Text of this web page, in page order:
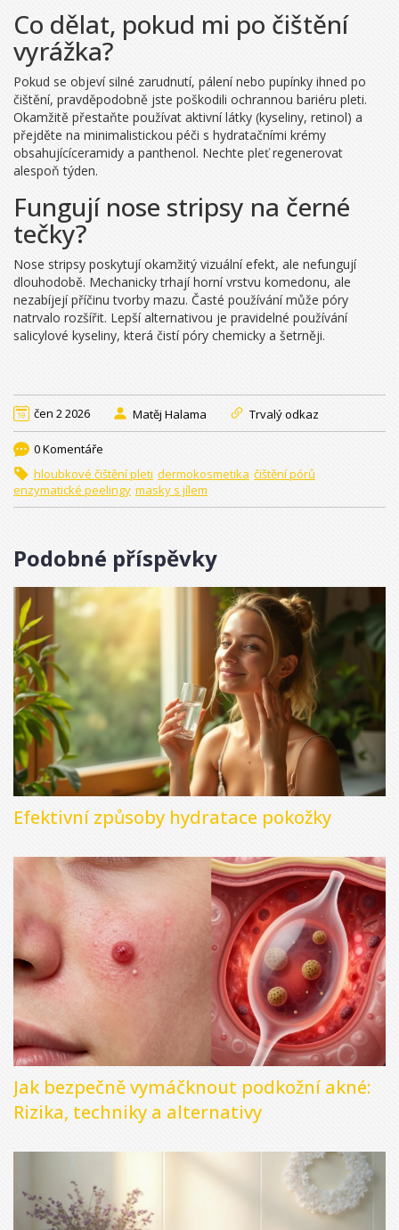
Co dělat, pokud mi po čištění
vyrážka?
Pokud se objeví silné zarudnutí, pálení nebo pupínky ihned po
čištění, pravděpodobně jste poškodili ochrannou bariéru pleti.
Okamžitě přestaňte používat aktivní látky (kyseliny, retinol) a
přejděte na minimalistickou péči s hydratačními krémy
obsahujícíceramidy a panthenol. Nechte pleť regenerovat
alespoň týden.
Fungují nose stripsy na černé
tečky?
Nose stripsy poskytují okamžitý vizuální efekt, ale nefungují
dlouhodobě. Mechanicky trhají horní vrstvu komedonu, ale
nezabíjejí příčinu tvorby mazu. Časté používání může póry
natrvalo rozšířit. Lepší alternativou je pravidelné používání
salicylové kyseliny, která čistí póry chemicky a šetrněji.
čen 2 2026 Matěj Halama Trvalý odkaz
0 Komentáře
hloubkové čištění pleti dermokosmetika čištění pórů
enzymatické peelingy masky s jílem
Podobné příspěvky
Efektivní způsoby hydratace pokožky
Jak bezpečně vymáčknout podkožní akné:
Rizika, techniky a alternativy